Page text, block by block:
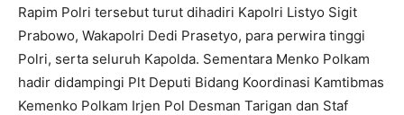
‎Rapim Polri tersebut turut dihadiri Kapolri Listyo Sigit
Prabowo, Wakapolri Dedi Prasetyo, para perwira tinggi
Polri, serta seluruh Kapolda. Sementara Menko Polkam
hadir didampingi Plt Deputi Bidang Koordinasi Kamtibmas
Kemenko Polkam Irjen Pol Desman Tarigan dan Staf